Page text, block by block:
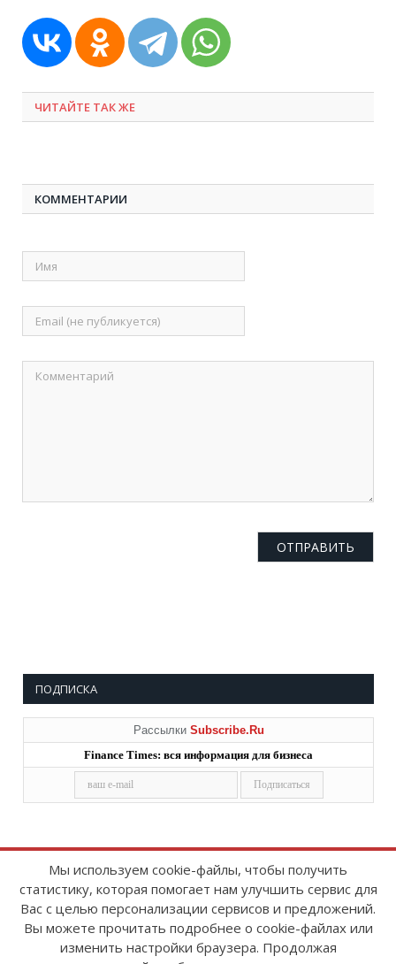
ЧИТАЙТЕ ТАК ЖЕ
КОММЕНТАРИИ
ПОДПИСКА
Рассылки Subscribe.Ru
Finance Times: вся информация для бизнеса
Copyright © 2008-2026FinanceTimes
Зарегистрировано в Роскомнадзоре
Свидетельство о регистрации СМИ:
серия Эл № ФС77-86300 от 10 ноября 2023 г
Мы используем cookie-файлы, чтобы получить
статистику, которая помогает нам улучшить сервис для
Вас с целью персонализации сервисов и предложений.
Вы можете прочитать подробнее о cookie-файлах или
изменить настройки браузера. Продолжая